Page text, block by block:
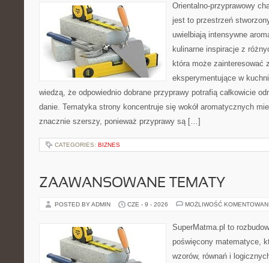
Orientalno-przyprawowy
jest to przestrzeń
uwielbiają intensywne
kulinarne inspiracje z
która może zainteresować
eksperymentujące w
wiedzą, że odpowiednio dobrane przyprawy potrafią całkowicie
danie. Tematyka strony koncentruje się wokół aromatycznych
znacznie szerszy, ponieważ przyprawy są […]
CATEGORIES: BIZNES
ZAAWANSOWANE TEMATY
POSTED BY ADMIN CZE - 9 - 2026 MOŻLIWOŚĆ
SuperMatma.pl to
poświęcony matematyce,
wzorów, równań i